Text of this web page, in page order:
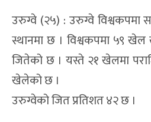
उरुग्वे (२५) : उरुग्वे विश्वकपमा
स्थानमा छ । विश्वकपमा ५९
जितेको छ । यस्ते २१ खेलमा
खेलेको छ ।
उरुग्वेको जित प्रतिशत ४२ छ ।